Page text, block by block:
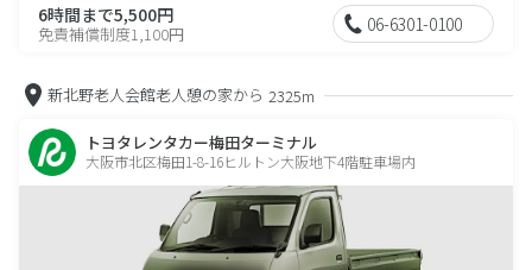
6時間まで5,500円
免責補償制度1,100円 06-6301-0100
新北野老人会館老人憩の家から 2325m
トヨタレンタカー梅田ターミナル
大阪市北区梅田1-8-16ヒルトン大阪地下4階駐車場内